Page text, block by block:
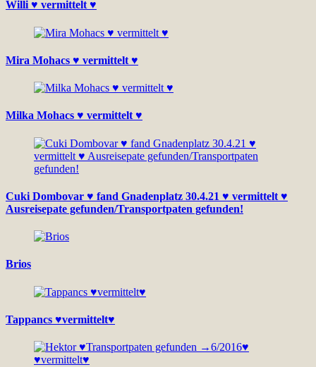
Willi ♥ vermittelt ♥
Mira Mohacs ♥ vermittelt ♥
Milka Mohacs ♥ vermittelt ♥
Cuki Dombovar ♥ fand Gnadenplatz 30.4.21 ♥ vermittelt ♥
Ausreisepate gefunden/Transportpaten gefunden!
Brios
Tappancs ♥vermittelt♥